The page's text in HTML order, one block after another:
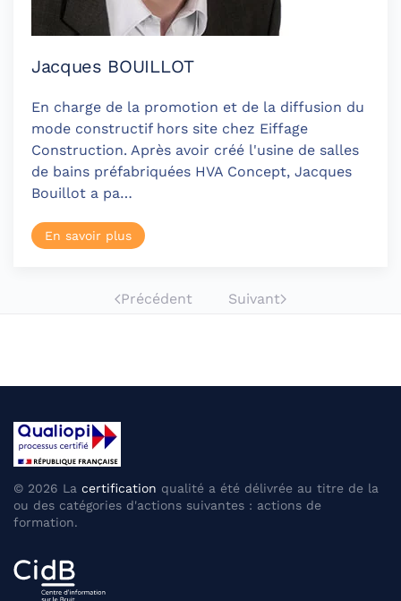
Jacques BOUILLOT
En charge de la promotion et de la diffusion du
mode constructif hors site chez Eiffage
Construction. Après avoir créé l'usine de salles
de bains préfabriquées HVA Concept, Jacques
Bouillot a pa…
En savoir plus
Précédent Suivant
© 2026 La certification qualité a été délivrée au titre de la
ou des catégories d'actions suivantes : actions de
formation.